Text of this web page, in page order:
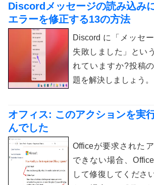
Discordメッセージの読み込み
エラーを修正する13の方法
Discord に「メッセ
失敗しました」とい
れていますか?投稿
題を解決しましょう。
オフィス: このアクションを実
んでした
Officeが要求された
できない場合、
して修復してくださ